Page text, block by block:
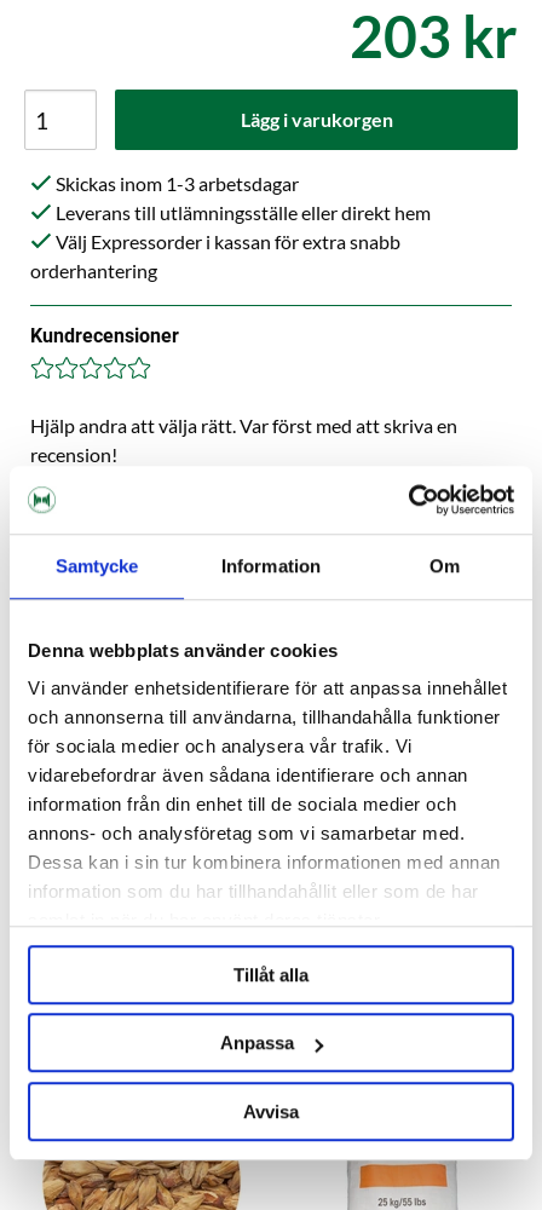
Samtycke Information Om
Denna webbplats använder cookies
Vi använder enhetsidentifierare för att anpassa innehållet
och annonserna till användarna, tillhandahålla funktioner
för sociala medier och analysera vår trafik. Vi
vidarebefordrar även sådana identifierare och annan
information från din enhet till de sociala medier och
annons- och analysföretag som vi samarbetar med.
Dessa kan i sin tur kombinera informationen med annan
information som du har tillhandahållit eller som de har
Tillåt alla
Anpassa
Avvisa
203 kr
Lägg i varukorgen
Skickas inom 1-3 arbetsdagar
Leverans till utlämningsställe eller direkt hem
Välj Expressorder i kassan för extra snabb
orderhantering
Kundrecensioner
Hjälp andra att välja rätt. Var först med att skriva en
recension!
Skriv en recension, klicka HÄR!
Beskrivning
Recensioner
Fråga om produkt